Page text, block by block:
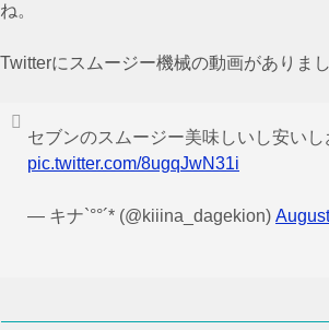
ね。
Twitterにスムージー機械の動画がありまし
セブンのスムージー美味しいし安いし
pic.twitter.com/8ugqJwN31i
— キナ`°°´* (@kiiina_dagekion)